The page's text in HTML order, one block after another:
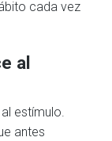
cada vez
al
estímulo.
antes